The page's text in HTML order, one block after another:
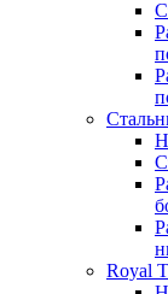
Royal